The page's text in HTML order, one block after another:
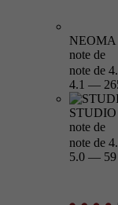
NEOMA
note de
note de
4.1 —
note de
note de
5.0 —